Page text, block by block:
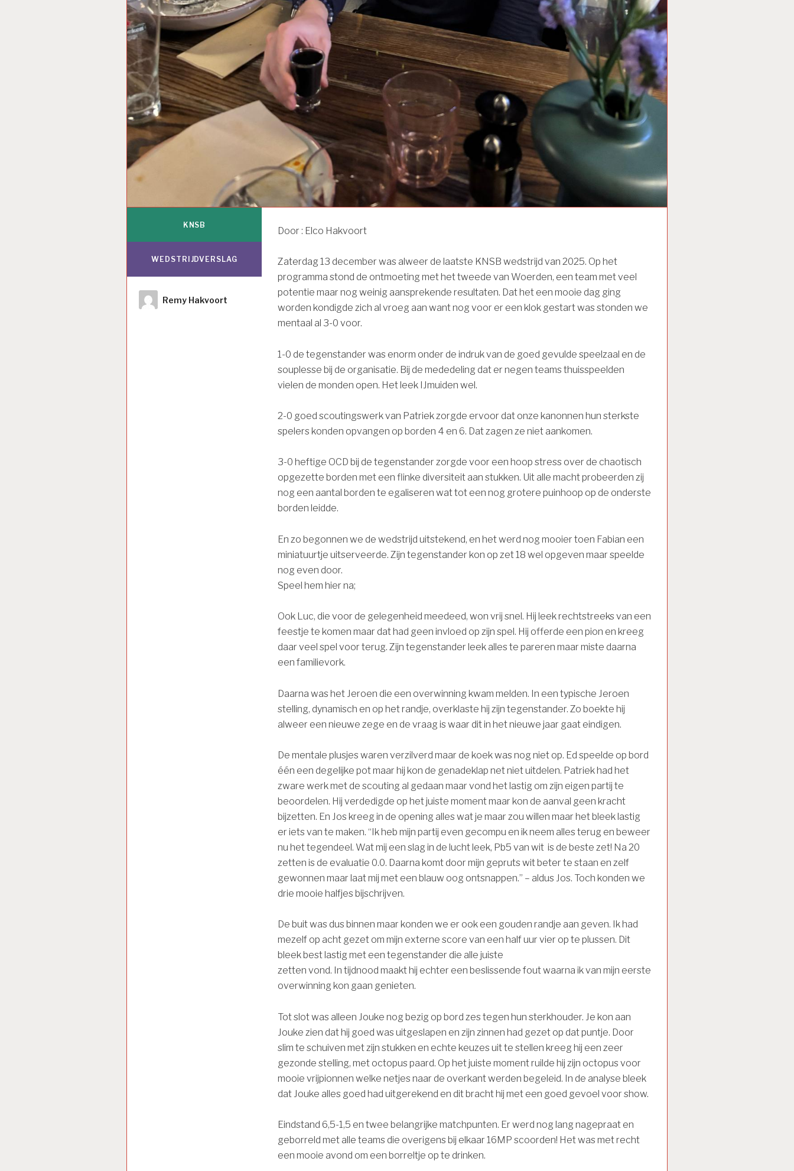
Door : Elco Hakvoort
Zaterdag 13 december was alweer de laatste KNSB wedstrijd van 2025. Op het
programma stond de ontmoeting met het tweede van Woerden, een team met veel
potentie maar nog weinig aansprekende resultaten. Dat het een mooie dag ging
worden kondigde zich al vroeg aan want nog voor er een klok gestart was stonden we
mentaal al 3-0 voor.
1-0 de tegenstander was enorm onder de indruk van de goed gevulde speelzaal en de
souplesse bij de organisatie. Bij de mededeling dat er negen teams thuisspeelden
vielen de monden open. Het leek IJmuiden wel.
2-0 goed scoutingswerk van Patriek zorgde ervoor dat onze kanonnen hun sterkste
spelers konden opvangen op borden 4 en 6. Dat zagen ze niet aankomen.
3-0 heftige OCD bij de tegenstander zorgde voor een hoop stress over de chaotisch
opgezette borden met een flinke diversiteit aan stukken. Uit alle macht probeerden zij
nog een aantal borden te egaliseren wat tot een nog grotere puinhoop op de onderste
borden leidde.
En zo begonnen we de wedstrijd uitstekend, en het werd nog mooier toen Fabian een
miniatuurtje uitserveerde. Zijn tegenstander kon op zet 18 wel opgeven maar speelde
nog even door.
Speel hem hier na;
Ook Luc, die voor de gelegenheid meedeed, won vrij snel. Hij leek rechtstreeks van een
feestje te komen maar dat had geen invloed op zijn spel. Hij offerde een pion en kreeg
daar veel spel voor terug. Zijn tegenstander leek alles te pareren maar miste daarna
een familievork.
Daarna was het Jeroen die een overwinning kwam melden. In een typische Jeroen
stelling, dynamisch en op het randje, overklaste hij zijn tegenstander. Zo boekte hij
alweer een nieuwe zege en de vraag is waar dit in het nieuwe jaar gaat eindigen.
De mentale plusjes waren verzilverd maar de koek was nog niet op. Ed speelde op bord
één een degelijke pot maar hij kon de genadeklap net niet uitdelen. Patriek had het
zware werk met de scouting al gedaan maar vond het lastig om zijn eigen partij te
beoordelen. Hij verdedigde op het juiste moment maar kon de aanval geen kracht
bijzetten. En Jos kreeg in de opening alles wat je maar zou willen maar het bleek lastig
er iets van te maken. “Ik heb mijn partij even gecompu en ik neem alles terug en beweer
nu het tegendeel. Wat mij een slag in de lucht leek, Pb5 van wit is de beste zet! Na 20
zetten is de evaluatie 0.0. Daarna komt door mijn gepruts wit beter te staan en zelf
gewonnen maar laat mij met een blauw oog ontsnappen.” – aldus Jos. Toch konden we
drie mooie halfjes bijschrijven.
De buit was dus binnen maar konden we er ook een gouden randje aan geven. Ik had
mezelf op acht gezet om mijn externe score van een half uur vier op te plussen. Dit
bleek best lastig met een tegenstander die alle juiste
zetten vond. In tijdnood maakt hij echter een beslissende fout waarna ik van mijn eerste
overwinning kon gaan genieten.
Tot slot was alleen Jouke nog bezig op bord zes tegen hun sterkhouder. Je kon aan
Jouke zien dat hij goed was uitgeslapen en zijn zinnen had gezet op dat puntje. Door
slim te schuiven met zijn stukken en echte keuzes uit te stellen kreeg hij een zeer
gezonde stelling, met octopus paard. Op het juiste moment ruilde hij zijn octopus voor
mooie vrijpionnen welke netjes naar de overkant werden begeleid. In de analyse bleek
dat Jouke alles goed had uitgerekend en dit bracht hij met een goed gevoel voor show.
Eindstand 6,5-1,5 en twee belangrijke matchpunten. Er werd nog lang nagepraat en
geborreld met alle teams die overigens bij elkaar 16MP scoorden! Het was met recht
een mooie avond om een borreltje op te drinken.
KNSB
WEDSTRIJDVERSLAG
Author
Remy Hakvoort